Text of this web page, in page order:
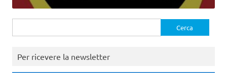
per:
Per ricevere la newsletter